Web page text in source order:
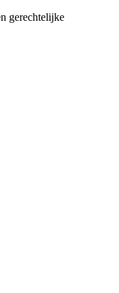
gerechtelijke